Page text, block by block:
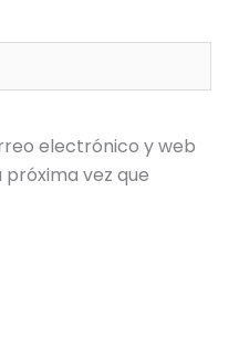
electrónico y web
vez que